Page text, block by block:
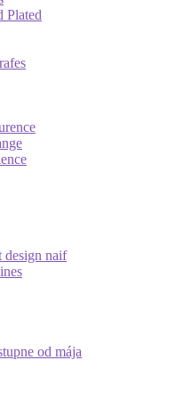
Plated
design naif
od mája